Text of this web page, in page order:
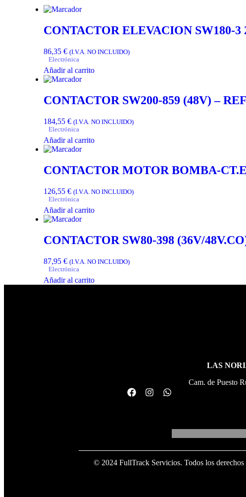
CONTACTOR ELEVACION SW180-3
86,35 € (I.V.A. NO INCLUIDO)
Electrónica
Añadir al carrito
CONTACTOR SW200-859 (48V) –
184,55 € (I.V.A. NO INCLUIDO)
Electrónica
Añadir al carrito
CONTACTOR MOTOR BOMBA-
126,55 € (I.V.A. NO INCLUIDO)
Electrónica
Añadir al carrito
CONTACTOR SW80-398 (36V/
87,95 € (I.V.A. NO INCLUIDO)
Electrónica
Añadir al carrito
LAS
Cam. de Puesto
© 2024 FullTrack Servicios. Todos los derechos